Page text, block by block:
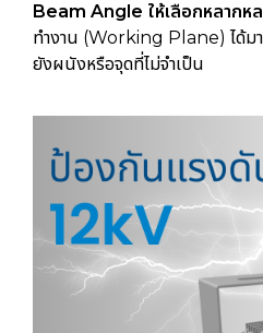
Beam Angle ให้เลือกหลากห
ทำงาน (Working Plane) ได้ม
ยังผนังหรือจุดที่ไม่จำเป็น